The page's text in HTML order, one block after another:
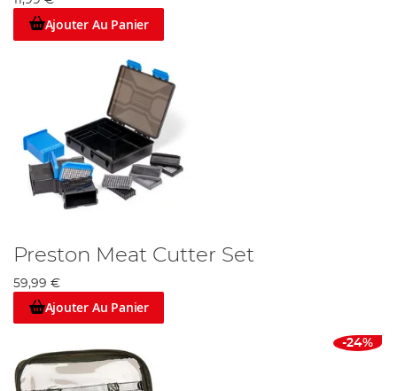
Ajouter Au Panier
Preston Meat Cutter Set
59,99 €
Ajouter Au Panier
-24%